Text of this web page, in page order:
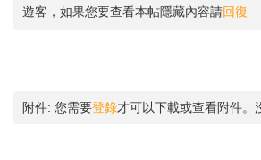
遊客，如果您要查看本帖隱藏內容請回復
附件: 您需要登錄才可以下載或查看附件。